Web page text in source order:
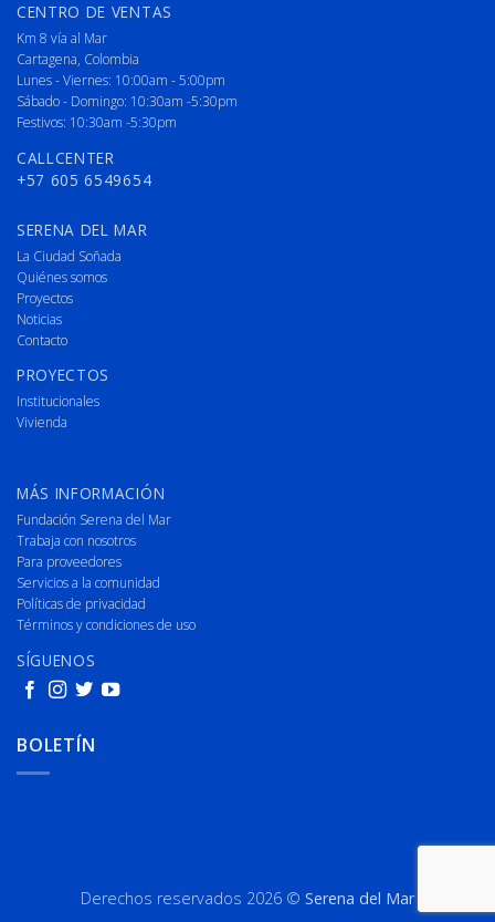
CENTRO DE VENTAS
Km 8 vía al Mar
Cartagena, Colombia
Lunes - Viernes: 10:00am - 5:00pm
Sábado - Domingo: 10:30am -5:30pm
Festivos: 10:30am -5:30pm
CALLCENTER
+57 605 6549654
SERENA DEL MAR
La Ciudad Soñada
Quiénes somos
Proyectos
Noticias
Contacto
PROYECTOS
Institucionales
Vivienda
MÁS INFORMACIÓN
Fundación Serena del Mar
Trabaja con nosotros
Para proveedores
Servicios a la comunidad
Políticas de privacidad
Términos y condiciones de uso
SÍGUENOS
BOLETÍN
Derechos reservados 2026 © Serena del Mar